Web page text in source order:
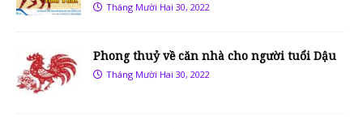
Tháng Mười Hai 30, 2022
Phong thuỷ về căn nhà cho người tuổi Dậu
Tháng Mười Hai 30, 2022